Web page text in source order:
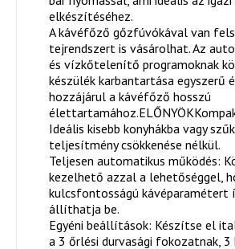
elkészítéséhez.
A kávéfőző gőzfúvókával van
tejrendszert is vásárolhat. Az
és vízkőtelenítő programoknak
készülék karbantartása egyszerű
hozzájárul a kávéfőző hosszú
Ideális kisebb konyhákba vagy
teljesítmény csökkenése nélkül.
Teljesen automatikus működés:
kezelhető azzal a lehetőséggel,
kulcsfontosságú kávéparamétert
állíthatja be.
Egyéni beállítások: Készítse el
a 3 őrlési durvasági fokozatnak,